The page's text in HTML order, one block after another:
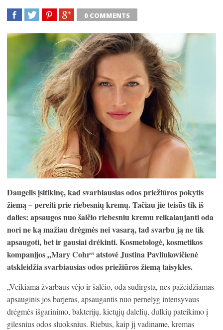
0 COMMENTS
Daugelis įsitikinę, kad svarbiausias odos priežiūros pokytis
žiemą – pereiti prie riebesnių kremų. Tačiau jie teisūs tik iš
dalies: apsaugos nuo šalčio riebesniu kremu reikalaujanti oda
nori ne ką mažiau drėgmės nei vasarą, tad svarbu ją ne tik
apsaugoti, bet ir gausiai drėkinti. Kosmetologė, kosmetikos
kompanijos „Mary Cohr“ atstovė Justina Pavliukovičienė
atskleidžia svarbiausias odos priežiūros žiemą taisykles.
„Veikiama žvarbaus vėjo ir šalčio, oda sudirgsta, nes pažeidžiamas
apsauginis jos barjeras, apsaugantis nuo pernelyg intensyvaus
drėgmės išgarinimo, bakterijų, kietųjų dalelių, dulkių pateikimo į
gilesnius odos sluoksnius. Riebus, kaip jį vadiname, kremas